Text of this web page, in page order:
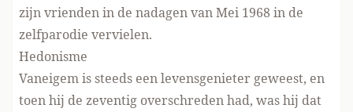
zijn vrienden in de nadagen van Mei 1968 in de
zelfparodie vervielen.
Hedonisme
Vaneigem is steeds een levensgenieter geweest, en
toen hij de zeventig overschreden had, was hij dat